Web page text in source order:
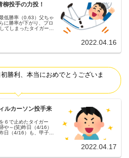
投手の力投！
低勝率（0.63）父ちゃ
に勝率が下がり、プロ
てしまったタイガー
2022.04.16
勝利、本当におめでとうございま
ルカーソン投手来
６で止めたタイガー
や～(笑)昨日（4/16）
日（4/16）も、甲子園
2022.04.17